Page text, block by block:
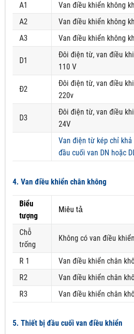
A1
Van điều khiển không
A2
Van điều khiển không
A3
Van điều khiển không
D1
Đôi điện từ, van điều
110 V
Đ2
Đôi điện từ, van điều
220v
D3
Đôi điện từ, van điều
24V
Van điện từ kép chỉ
đầu cuối van DN hoặc
4. Van điều khiển chân không
Biểu
tượng
Miêu tả
Chỗ
trống
Không có van điều
R 1
Van điều khiển chân
R2
Van điều khiển chân
R3
Van điều khiển chân
5. Thiết bị đầu cuối van điều khiển